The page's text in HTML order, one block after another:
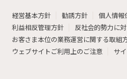
経営基本方針 勧誘方針
個人情報
利益相反管理方針
反社会的勢力に
お客さま本位の業務運営に関する取組
ウェブサイトご利用上のご注意
サ